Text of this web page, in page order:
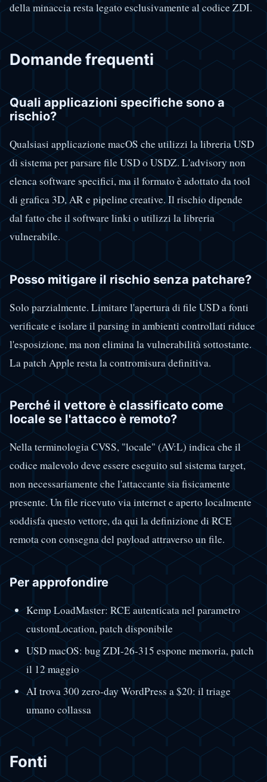
della minaccia resta legato esclusivamente al codice ZDI.
Domande frequenti
Quali applicazioni specifiche sono a
rischio?
Qualsiasi applicazione macOS che utilizzi la libreria USD
di sistema per parsare file USD o USDZ. L'advisory non
elenca software specifici, ma il formato è adottato da tool
di grafica 3D, AR e pipeline creative. Il rischio dipende
dal fatto che il software linki o utilizzi la libreria
vulnerabile.
Posso mitigare il rischio senza patchare?
Solo parzialmente. Limitare l'apertura di file USD a fonti
verificate e isolare il parsing in ambienti controllati riduce
l'esposizione, ma non elimina la vulnerabilità sottostante.
La patch Apple resta la contromisura definitiva.
Perché il vettore è classificato come
locale se l'attacco è remoto?
Nella terminologia CVSS, "locale" (AV:L) indica che il
codice malevolo deve essere eseguito sul sistema target,
non necessariamente che l'attaccante sia fisicamente
presente. Un file ricevuto via internet e aperto localmente
soddisfa questo vettore, da qui la definizione di RCE
remota con consegna del payload attraverso un file.
Per approfondire
Kemp LoadMaster: RCE autenticata nel parametro
customLocation, patch disponibile
USD macOS: bug ZDI-26-315 espone memoria, patch
il 12 maggio
AI trova 300 zero-day WordPress a $20: il triage
umano collassa
Fonti